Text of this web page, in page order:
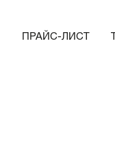
ПРАЙС-ЛИСТ